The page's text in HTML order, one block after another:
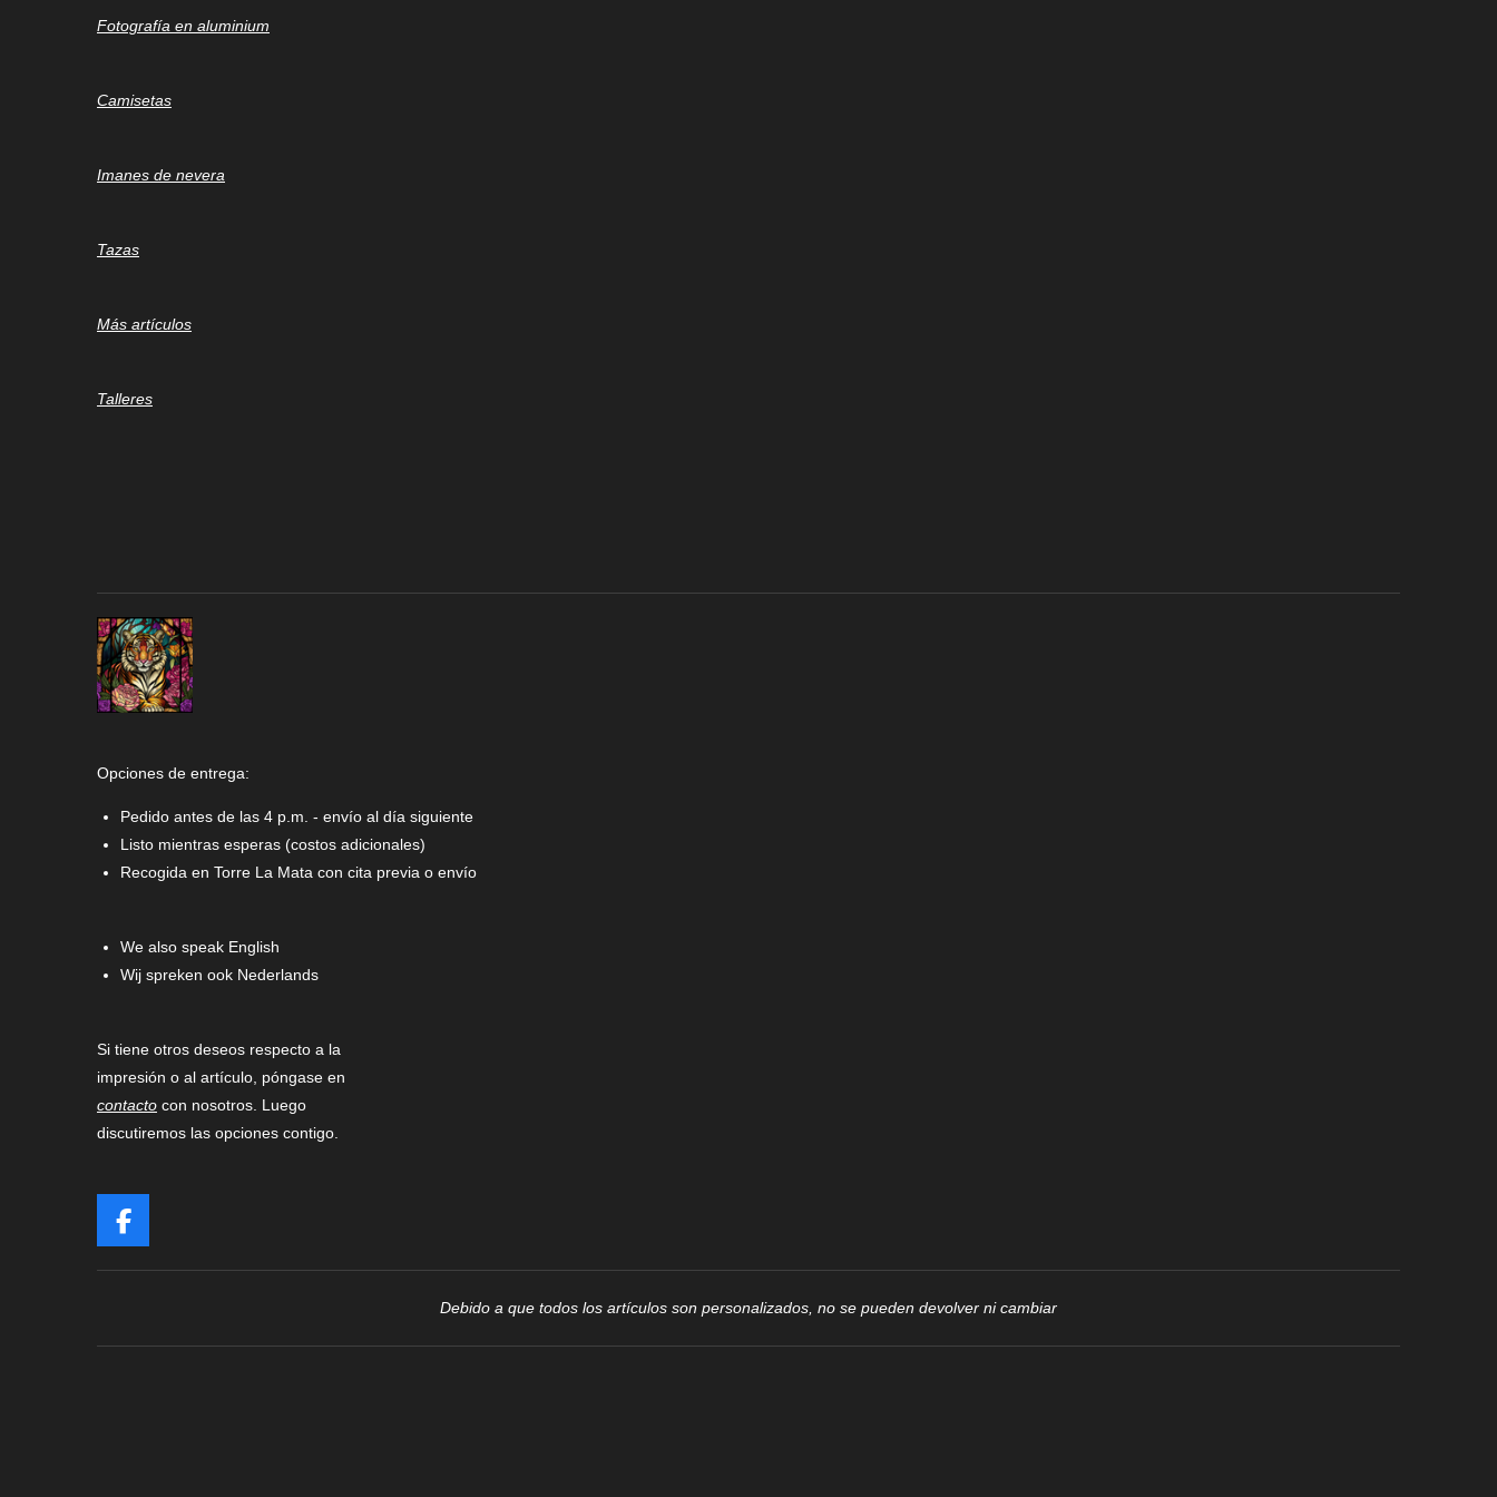
Fotografía en aluminium
Camisetas
Imanes de nevera
Tazas
Más artículos
Talleres
Opciones de entrega:
Pedido antes de las 4 p.m. - envío al día siguiente
Listo mientras esperas (costos adicionales)
Recogida en Torre La Mata con cita previa o envío
We also speak English
Wij spreken ook Nederlands
Si tiene otros deseos respecto a la
impresión o al artículo, póngase en
contacto con nosotros. Luego
discutiremos las opciones contigo.
F
a
c
o
Debido a que todos los artículos son personalizados, no se pueden devolver ni cambiar